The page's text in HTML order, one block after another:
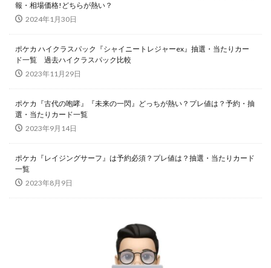
報・相場価格!どちらが熱い？
2024年1月30日
ポケカ ハイクラスパック『シャイニートレジャーex』抽選・当たりカー
ド一覧 過去ハイクラスパック比較
2023年11月29日
ポケカ『古代の咆哮』『未来の一閃』どっちが熱い？プレ値は？予約・抽
選・当たりカード一覧
2023年9月14日
ポケカ『レイジングサーフ』は予約必須？プレ値は？抽選・当たりカード
一覧
2023年8月9日
PRECIOUS COLLECTOR BOX
QUARTER CENTURY デュエルセット ラーの翼神竜
RARITY COLLECTION -QUARTER CENTURY EDITION-
SECRET UTILITY BOX
SELECTION 5
SGC10
side:PRIDE
TOKYO DOME GREEN Ver.
VMAXクライマックス
かぐや様は告らせたい
アジア限定
アメイジング・ディフェンダーズ